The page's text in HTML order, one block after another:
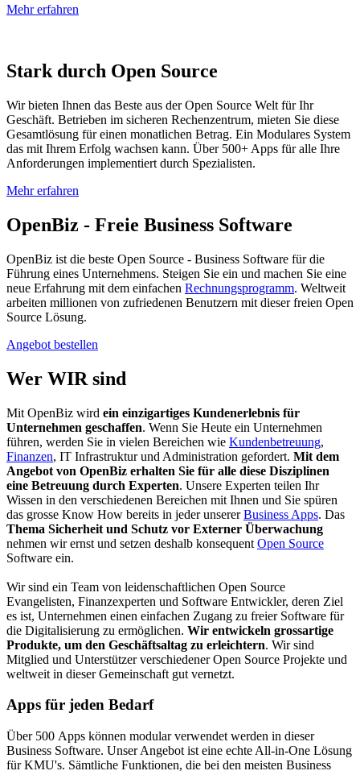
Mehr erfahren
Stark durch Open Source
Wir bieten Ihnen das Beste aus der Open Source Welt für Ihr
Geschäft. Betrieben im sicheren Rechenzentrum, mieten Sie diese
Gesamtlösung für einen monatlichen Betrag. Ein Modulares System
das mit Ihrem Erfolg wachsen kann. Über 500+ Apps für alle Ihre
Anforderungen implementiert durch Spezialisten.
Mehr erfahren
OpenBiz - Freie Business Software
OpenBiz ist die beste Open Source - Business Software für die
Führung eines Unternehmens. Steigen Sie ein und machen Sie eine
neue Erfahrung mit dem einfachen Rechnungsprogramm. Weltweit
arbeiten millionen von zufriedenen Benutzern mit dieser freien Open
Source Lösung.
Angebot bestellen
Wer WIR sind
Mit OpenBiz wird ein einzigartiges Kundenerlebnis für
Unternehmen geschaffen. Wenn Sie Heute ein Unternehmen
führen, werden Sie in vielen Bereichen wie Kundenbetreuung,
Finanzen, IT Infrastruktur und Administration gefordert. Mit dem
Angebot von OpenBiz erhalten Sie für alle diese Disziplinen
eine Betreuung durch Experten. Unsere Experten teilen Ihr
Wissen in den verschiedenen Bereichen mit Ihnen und Sie spüren
das grosse Know How bereits in jeder unsererBusiness Apps. Das
Thema Sicherheit und Schutz vor Externer Überwachung
nehmen wir ernst und setzen deshalb konsequent Open Source
Software ein.
Wir sind ein Team von leidenschaftlichen Open Source
Evangelisten, Finanzexperten und Software Entwickler, deren Ziel
es ist, Unternehmen einen einfachen Zugang zu freier Software für
die Digitalisierung zu ermöglichen. Wir entwickeln grossartige
Produkte, um den Geschäftsaltag zu erleichtern. Wir sind
Mitglied und Unterstützer verschiedener Open Source Projekte und
weltweit in dieser Gemeinschaft gut vernetzt.
Apps für jeden Bedarf
Über 500 Apps können modular verwendet werden in dieser
Business Software. Unser Angebot ist eine echte All-in-One Lösung
für KMU's. Sämtliche Funktionen, die bei den meisten Business